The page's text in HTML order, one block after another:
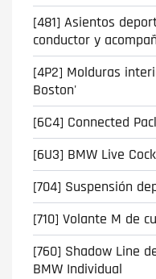
[481] Asientos
conductor y
[4P2] Molduras
Boston'
[6C4] Connected
[6U3] BMW Live
[704] Suspensión
[710] Volante M de
[760] Shadow Line
BMW Individual